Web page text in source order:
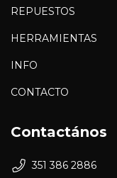
REPUESTOS
HERRAMIENTAS
INFO
CONTACTO
Contactános
351 386 2886